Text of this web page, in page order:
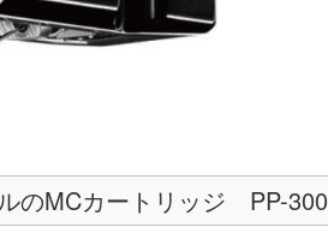
のMCカートリッジ PP-300